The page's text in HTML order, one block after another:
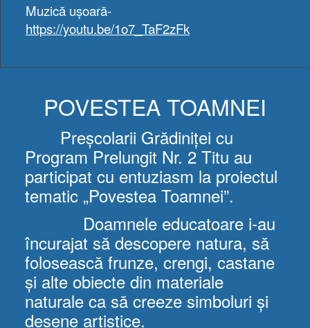
Muzică ușoară-
https://youtu.be/1o7_TaF2zFk
POVESTEA TOAMNEI
Preșcolarii Grădiniței cu
Program Prelungit Nr. 2 Titu au
participat cu entuziasm la proiectul
tematic „Povestea Toamnei”.
Doamnele educatoare i-au
încurajat să descopere natura, să
folosească frunze, crengi, castane
și alte obiecte din materiale
naturale ca să creeze simboluri și
desene artistice.